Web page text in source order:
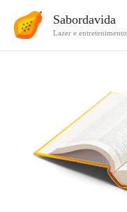
para
Sabordavida
Lazer e entretenimento